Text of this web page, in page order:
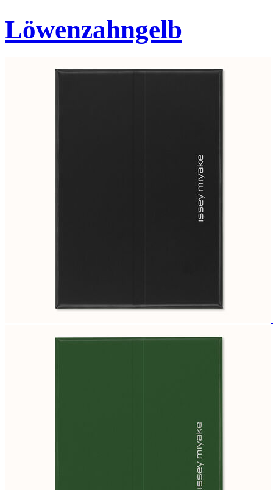
Löwenzahngelb